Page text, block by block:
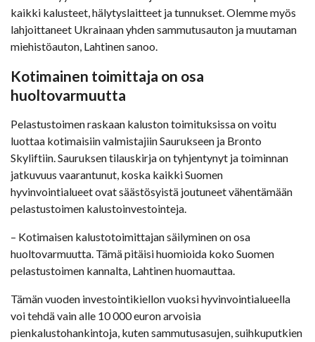
kaikki kalusteet, hälytyslaitteet ja tunnukset. Olemme myös
lahjoittaneet Ukrainaan yhden sammutusauton ja muutaman
miehistöauton, Lahtinen sanoo.
Kotimainen toimittaja on osa
huoltovarmuutta
Pelastustoimen raskaan kaluston toimituksissa on voitu
luottaa kotimaisiin valmistajiin Saurukseen ja Bronto
Skyliftiin. Sauruksen tilauskirja on tyhjentynyt ja toiminnan
jatkuvuus vaarantunut, koska kaikki Suomen
hyvinvointialueet ovat säästösyistä joutuneet vähentämään
pelastustoimen kalustoinvestointeja.
– Kotimaisen kalustotoimittajan säilyminen on osa
huoltovarmuutta. Tämä pitäisi huomioida koko Suomen
pelastustoimen kannalta, Lahtinen huomauttaa.
Tämän vuoden investointikiellon vuoksi hyvinvointialueella
voi tehdä vain alle 10 000 euron arvoisia
pienkalustohankintoja, kuten sammutusasujen, suihkuputkien